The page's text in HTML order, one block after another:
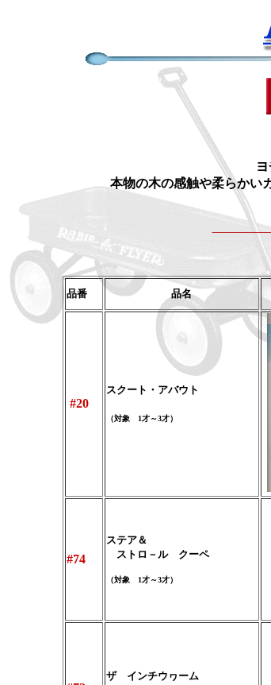
本物の木の感触や柔らかい
品番 品名
#20
スクート・アバウト
（対象 1才～3才）
#74
ステア＆
ストロ－ル クーペ
（対象 1才～3才）
ザ インチウヮーム